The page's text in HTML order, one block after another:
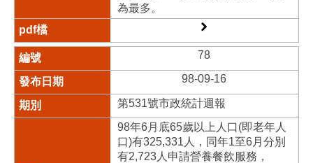
為最多。
78
98-09-16
第531號市政統計週報
98年6月底65歲以上人口(即老年人
口)有325,331人，同年1至6月分別
有2,723人申請營養餐飲服務，